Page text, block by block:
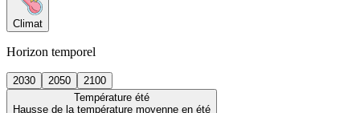
Climat
Horizon temporel
2030 2050
2100
Température été
Hausse de la température moyenne en été